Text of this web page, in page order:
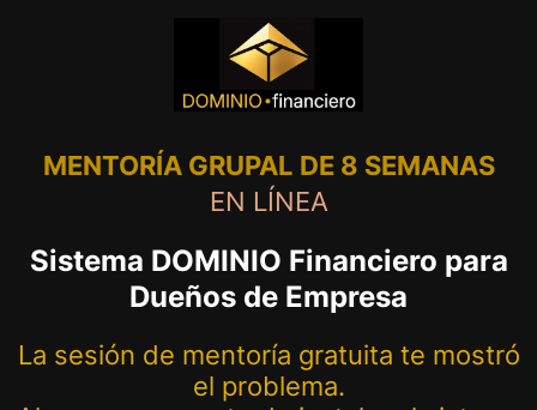
MENTORÍA GRUPAL DE 8 SEMANAS
EN LÍNEA
Sistema DOMINIO Financiero para
Dueños de Empresa
La sesión de mentoría gratuita te mostró
el problema.